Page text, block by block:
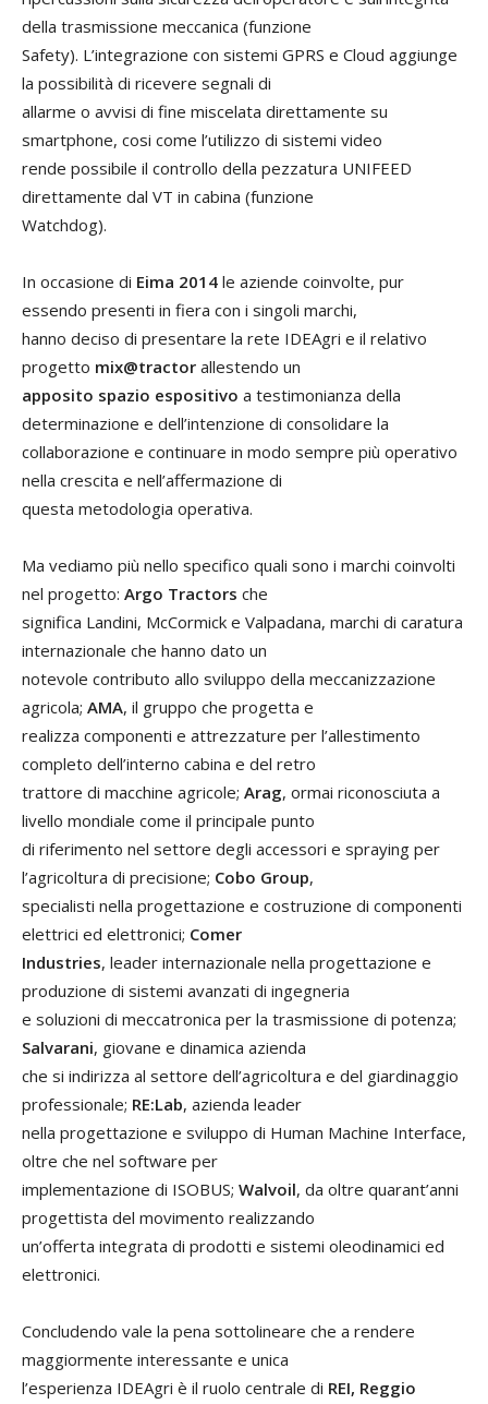
della trasmissione meccanica (funzione
Safety). L’integrazione con sistemi GPRS e Cloud aggiunge
la possibilità di ricevere segnali di
allarme o avvisi di fine miscelata direttamente su
smartphone, cosi come l’utilizzo di sistemi video
rende possibile il controllo della pezzatura UNIFEED
direttamente dal VT in cabina (funzione
Watchdog).
In occasione di Eima 2014 le aziende coinvolte, pur
essendo presenti in fiera con i singoli marchi,
hanno deciso di presentare la rete IDEAgri e il relativo
progetto mix@tractor allestendo un
apposito spazio espositivo a testimonianza della
determinazione e dell’intenzione di consolidare la
collaborazione e continuare in modo sempre più operativo
nella crescita e nell’affermazione di
questa metodologia operativa.
Ma vediamo più nello specifico quali sono i marchi coinvolti
nel progetto: Argo Tractors che
significa Landini, McCormick e Valpadana, marchi di caratura
internazionale che hanno dato un
notevole contributo allo sviluppo della meccanizzazione
agricola; AMA, il gruppo che progetta e
realizza componenti e attrezzature per l’allestimento
completo dell’interno cabina e del retro
trattore di macchine agricole; Arag, ormai riconosciuta a
livello mondiale come il principale punto
di riferimento nel settore degli accessori e spraying per
l’agricoltura di precisione; Cobo Group,
specialisti nella progettazione e costruzione di componenti
elettrici ed elettronici; Comer
Industries, leader internazionale nella progettazione e
produzione di sistemi avanzati di ingegneria
e soluzioni di meccatronica per la trasmissione di potenza;
Salvarani, giovane e dinamica azienda
che si indirizza al settore dell’agricoltura e del giardinaggio
professionale; RE:Lab, azienda leader
nella progettazione e sviluppo di Human Machine Interface,
oltre che nel software per
implementazione di ISOBUS; Walvoil, da oltre quarant’anni
progettista del movimento realizzando
un’offerta integrata di prodotti e sistemi oleodinamici ed
elettronici.
Concludendo vale la pena sottolineare che a rendere
maggiormente interessante e unica
l’esperienza IDEAgri è il ruolo centrale di REI, Reggio